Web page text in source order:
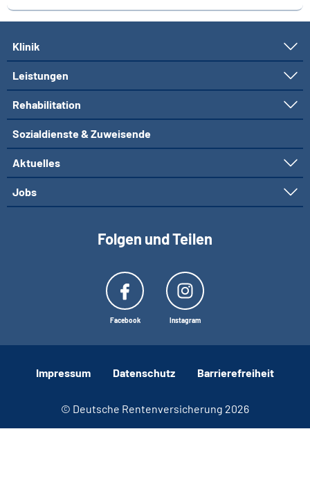
Klinik
Leistungen
Rehabilitation
Sozialdienste & Zuweisende
Aktuelles
Jobs
Folgen und Teilen
Facebook Instagram
Impressum Datenschutz Barrierefreiheit
© Deutsche Rentenversicherung 2026